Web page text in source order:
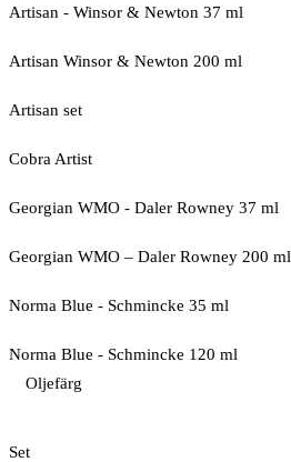
Artisan - Winsor & Newton 37 ml
Artisan Winsor & Newton 200 ml
Artisan set
Cobra Artist
Georgian WMO - Daler Rowney 37 ml
Georgian WMO – Daler Rowney 200 ml
Norma Blue - Schmincke 35 ml
Norma Blue - Schmincke 120 ml
Oljefärg
Set